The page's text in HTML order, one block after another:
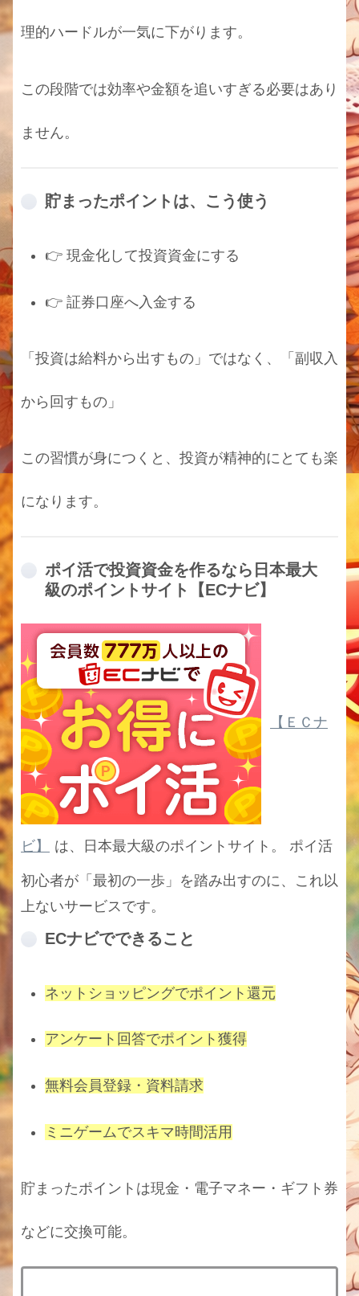
理的ハードルが一気に下がります。
この段階では効率や金額を追いすぎる必要はあり
ません。
貯まったポイントは、こう使う
👉 現金化して投資資金にする
👉 証券口座へ入金する
「投資は給料から出すもの」ではなく、「副収入
から回すもの」
この習慣が身につくと、投資が精神的にとても楽
になります。
ポイ活で投資資金を作るなら日本最大
級のポイントサイト【ECナビ】
【ＥＣナ
ビ】 は、日本最大級のポイントサイト。 ポイ活
初心者が「最初の一歩」を踏み出すのに、これ以
上ないサービスです。
ECナビでできること
ネットショッピングでポイント還元
アンケート回答でポイント獲得
無料会員登録・資料請求
ミニゲームでスキマ時間活用
貯まったポイントは現金・電子マネー・ギフト券
などに交換可能。